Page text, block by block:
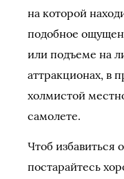
на которой
подобное
или подъеме на
аттракционах, в
холмистой
самолете.
Чтоб избавиться
постарайтесь